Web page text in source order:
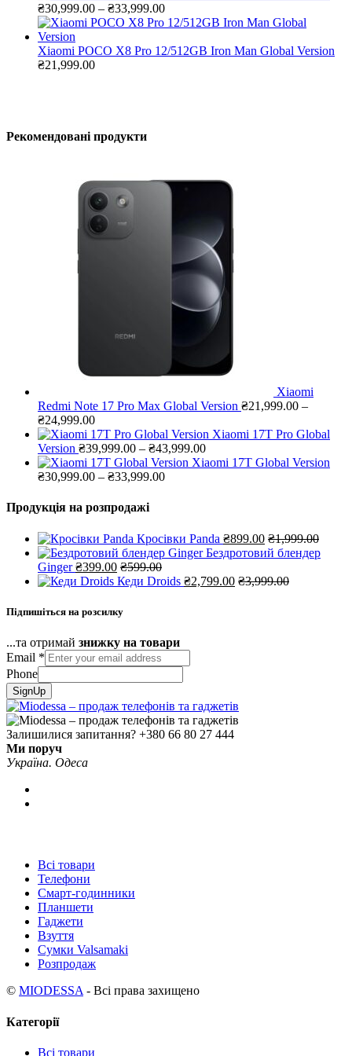
₴39,999.00
₴43,999.00
₴30,999.00 – ₴33,999.00Діапазон
цін:
₴30,999.00
Xiaomi POCO X8 Pro 12/512GB Iron Man Global Version
₴21,999.00
Рекомендовані продукти
Xiaomi
Redmi Note 17 Pro Max Global Version ₴21,999.00 –
₴24,999.00Діапазон
цін:
від
₴21,999.00
до
Xiaomi 17T Pro Global
Version ₴39,999.00 – ₴43,999.00Діапазон
цін:
Xiaomi 17T Global Version
₴30,999.00 – ₴33,999.00Діапазон
до
₴33,999.00
Продукція на розпродажі
Кросівки Panda ₴899.00 ₴1,999.00
Бездротовий блендер
Ginger ₴399.00 ₴599.00
Кеди Droids ₴2,799.00 ₴3,999.00
Підпишіться на розсилку
...та отримай знижку на товари
Email
Email *
Phone
SignUp
Залишилися запитання? +380 66 80 27 444
Ми поруч
Україна. Одеса
Всі товари
Телефони
Смарт-годинники
Планшети
Гаджети
Взуття
Сумки Valsamaki
Розпродаж
© MIODESSA - Всі права захищено
Категорії
Всі товари